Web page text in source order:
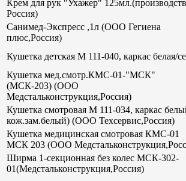
Крем для рук "Ухажер"
Россия)
Санимед-Экспресс ,1л (ООО Гегиена
плюс,Россия)
Кушетка детская М 111-040, каркас белая/
Кушетка мед.смотр.КМС-01-"МСК"
(МСК-203) (ООО
Медстальконструкция,Россия)
Кушетка смотровая М 111-034, каркас
кож.зам.белый) (ООО Техсервис,Россия)
Кушетка медицинская смотровая КМС-01
МСК 203 (ООО
Ширма 1-секционная без колес МСК-302-
01(Медстальконструкция,Россия)